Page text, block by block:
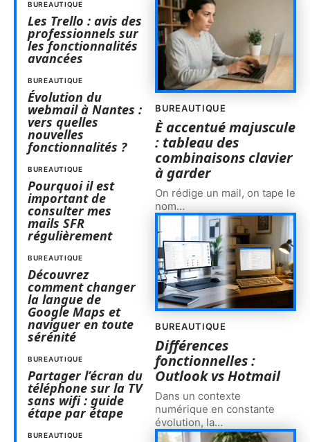
BUREAUTIQUE
Les Trello : avis des
professionnels sur
les fonctionnalités
avancées
BUREAUTIQUE
Évolution du
webmail à Nantes :
vers quelles
nouvelles
fonctionnalités ?
BUREAUTIQUE
Pourquoi il est
important de
consulter mes
mails SFR
régulièrement
BUREAUTIQUE
Découvrez
comment changer
la langue de
Google Maps et
naviguer en toute
sérénité
BUREAUTIQUE
Partager l’écran du
téléphone sur la TV
sans wifi : guide
étape par étape
BUREAUTIQUE
BUREAUTIQUE
È accentué majuscule
: tableau des
combinaisons clavier
à garder
On rédige un mail, on tape le
nom…
BUREAUTIQUE
Différences
fonctionnelles :
Outlook vs Hotmail
Dans un contexte
numérique en constante
évolution, la…